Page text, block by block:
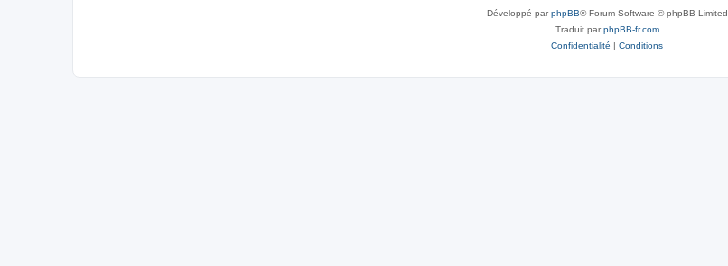
Développé parphpBB® Forum Software © phpBB Limited
Traduit parphpBB-fr.com
Confidentialité | Conditions